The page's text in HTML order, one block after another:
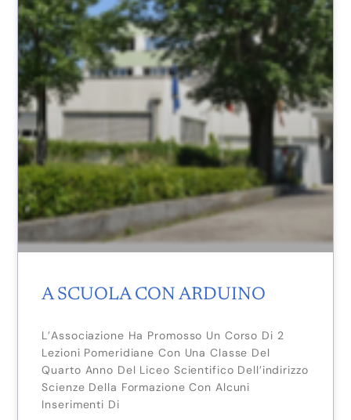
A SCUOLA CON ARDUINO
L’Associazione Ha Promosso Un Corso Di 2
Lezioni Pomeridiane Con Una Classe Del
Quarto Anno Del Liceo Scientifico Dell’indirizzo
Scienze Della Formazione Con Alcuni
Inserimenti Di